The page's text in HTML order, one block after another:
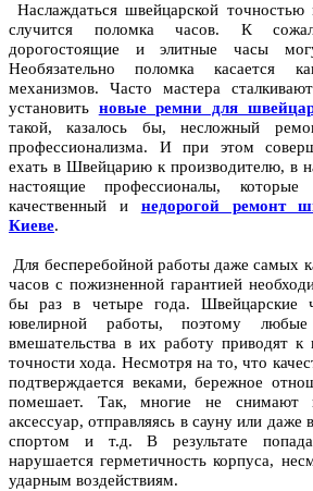
Наслаждаться швейцарской
случится поломка часов. К
дорогостоящие и элитные часы
Необязательно поломка касается
механизмов. Часто мастера
установить новые ремни для
такой, казалось бы, несложный
профессионализма. И при этом
ехать в Швейцарию к производителю, в
настоящие профессионалы, которые
качественный и недорогой ремонт
Киеве.
Для бесперебойной работы даже самых
часов с пожизненной гарантией
бы раз в четыре года. Швейцарские
ювелирной работы, поэтому любые
вмешательства в их работу приводят
точности хода. Несмотря на то, что
подтверждается веками, бережное
помешает. Так, многие не снимают
аксессуар, отправляясь в сауну или даже
спортом и т.д. В результате
нарушается герметичность корпуса,
ударным воздействиям.